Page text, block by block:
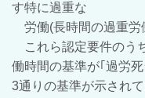
す特に過重な
労働(長時間の過重労
これら認定要件のう
働時間の基準が｢過労
3通りの基準が示されて